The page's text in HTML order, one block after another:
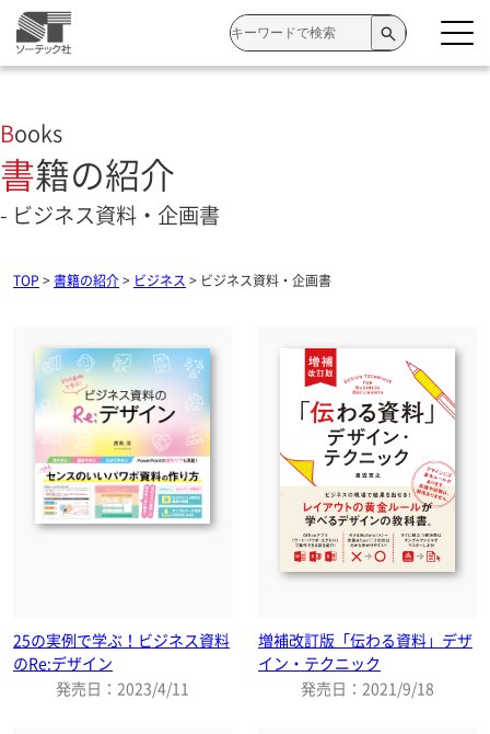
検
索:
Books
書籍の紹介
- ビジネス資料・企画書
TOP >書籍の紹介> ビジネス > ビジネス資料・企画書
25の実例で学ぶ！ビジネス資料
のRe:デザイン
発売日：2023/4/11
増補改訂版「伝わる資料」デザ
イン・テクニック
発売日：2021/9/18